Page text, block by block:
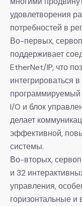
удовлетворения
потребностей в
Во-первых,
поддерживает
EtherNet/IP, что
интегрироваться
программируемый
I/O и блок
делает
эффективной,
системы.
Во-вторых,
и 32
управления,
горизонтальные и